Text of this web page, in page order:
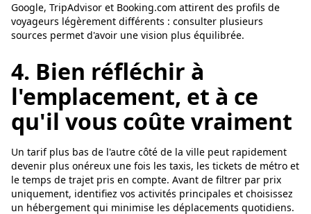
Google, TripAdvisor et Booking.com attirent des profils de
voyageurs légèrement différents : consulter plusieurs
sources permet d'avoir une vision plus équilibrée.
4. Bien réfléchir à
l'emplacement, et à ce
qu'il vous coûte vraiment
Un tarif plus bas de l'autre côté de la ville peut rapidement
devenir plus onéreux une fois les taxis, les tickets de métro et
le temps de trajet pris en compte. Avant de filtrer par prix
uniquement, identifiez vos activités principales et choisissez
un hébergement qui minimise les déplacements quotidiens.